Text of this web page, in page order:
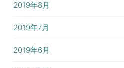
2019年8月
2019年7月
2019年6月